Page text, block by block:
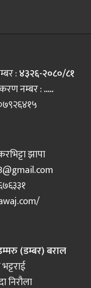
:४३२६-२०८०/८१
नम्बर :.....
झापा
(डम्बर) बराल
निरौला